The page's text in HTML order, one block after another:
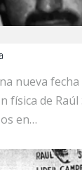
nueva fecha
física de Raúl
en…